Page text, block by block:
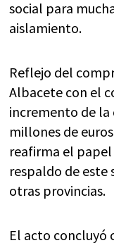
social para
aislamiento.
Reflejo del
Albacete con el
incremento de la
millones de
reafirma el
respaldo de este
otras provincias.
El acto concluyó